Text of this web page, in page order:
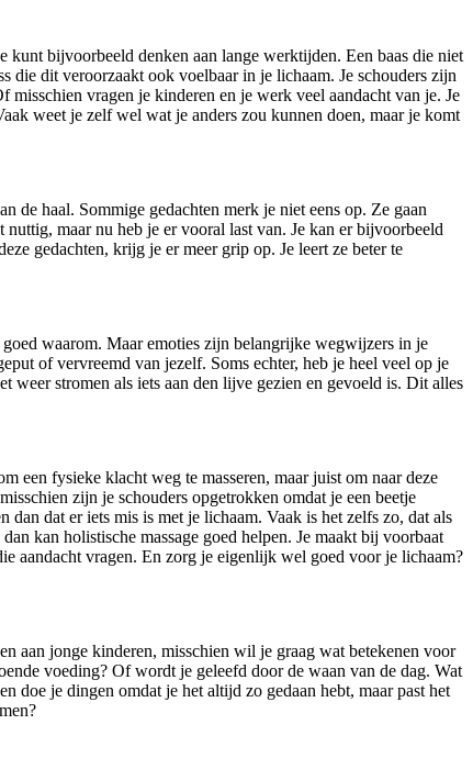
bijvoorbeeld denken aan lange werktijden. Een baas die niet
die dit veroorzaakt ook voelbaar in je lichaam. Je schouders zijn
misschien vragen je kinderen en je werk veel aandacht van je. Je
weet je zelf wel wat je anders zou kunnen doen, maar je komt
de haal. Sommige gedachten merk je niet eens op. Ze gaan
maar nu heb je er vooral last van. Je kan er bijvoorbeeld
gedachten, krijg je er meer grip op. Je leert ze beter te
waarom. Maar emoties zijn belangrijke wegwijzers in je
of vervreemd van jezelf. Soms echter, heb je heel veel op je
weer stromen als iets aan den lijve gezien en gevoeld is. Dit alles
een fysieke klacht weg te masseren, maar juist om naar deze
zijn je schouders opgetrokken omdat je een beetje
dat er iets mis is met je lichaam. Vaak is het zelfs zo, dat als
kan holistische massage goed helpen. Je maakt bij voorbaat
aandacht vragen. En zorg je eigenlijk wel goed voor je lichaam?
aan jonge kinderen, misschien wil je graag wat betekenen voor
voeding? Of wordt je geleefd door de waan van de dag. Wat
doe je dingen omdat je het altijd zo gedaan hebt, maar past het